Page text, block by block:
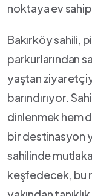
noktaya⁣ ev
Bakırköy sahili,
parkurlarından
yaştan
barındırıyor.
dinlenmek hem‍
bir destinasyon
sahilinde
keşfedecek, bu